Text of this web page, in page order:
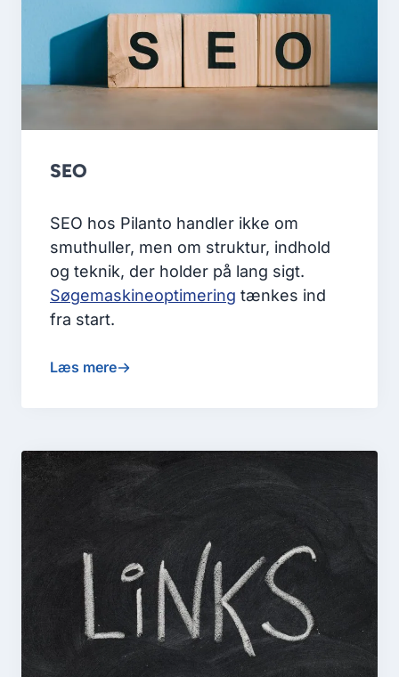
SEO
SEO hos Pilanto handler ikke om
smuthuller, men om struktur, indhold
og teknik, der holder på lang sigt.
Søgemaskineoptimering tænkes ind
fra start.
Læs mere